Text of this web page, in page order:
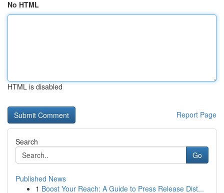
No HTML
HTML is disabled
Report Page
Search
Go
Published News
1 Boost Your Reach: A Guide to Press Release Dist...